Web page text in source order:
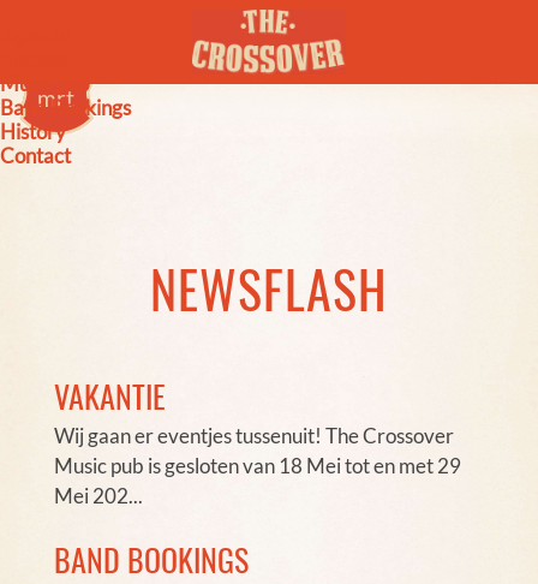
Music pub
Band Bookings
History
Contact
NEWSFLASH
VAKANTIE
Wij gaan er eventjes tussenuit! The Crossover
Music pub is gesloten van 18 Mei tot en met 29
Mei 202...
apr
BAND BOOKINGS
mrt
okt
mei
mrt